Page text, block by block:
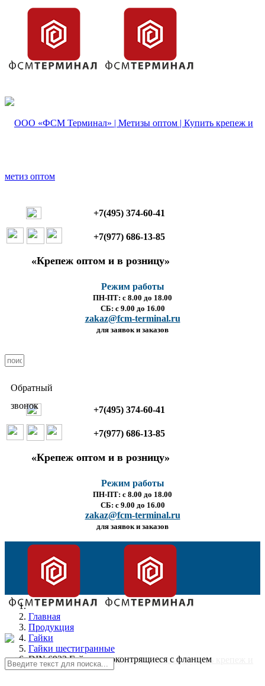
+7(495) 374-60-41
+7(977) 686-13-85
«Крепеж оптом и в розницу»
Режим работы
ПН-ПТ: с 8.00 до 18.00
СБ: с 9.00 до 16.00
zakaz@fcm-terminal.ru
для заявок и заказов
Обратный
звонок
+7(495) 374-60-41
+7(977) 686-13-85
«Крепеж оптом и в розницу»
Режим работы
ПН-ПТ: с 8.00 до 18.00
СБ: с 9.00 до 16.00
zakaz@fcm-terminal.ru
для заявок и заказов
Главная
Продукция
Гайки
Гайки шестигранные
DIN 6923 Гайки самоконтрящиеся с фланцем